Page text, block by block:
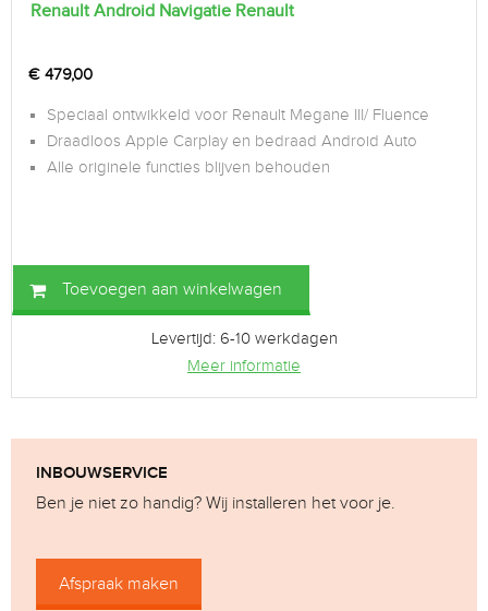
Renault Android Navigatie Renault
€ 479,00
Speciaal ontwikkeld voor Renault Megane III/ Fluence
Draadloos Apple Carplay en bedraad Android Auto
Alle originele functies blijven behouden
Toevoegen aan winkelwagen
Levertijd: 6-10 werkdagen
Meer informatie
INBOUWSERVICE
Ben je niet zo handig? Wij installeren het voor je.
Afspraak maken